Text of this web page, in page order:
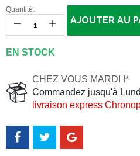
Quantité:
AJOUTER AU
EN STOCK
CHEZ VOUS MARDI !*
Commandez jusqu'à
livraison express